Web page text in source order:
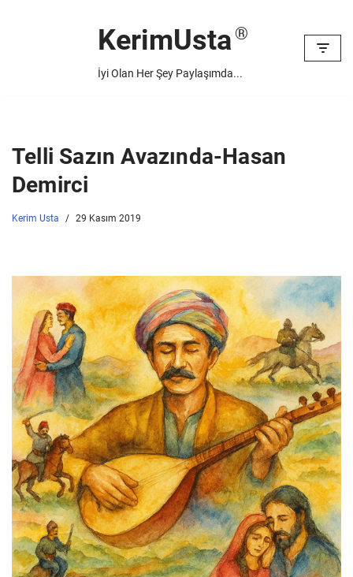
KerimUsta
İyi Olan Her Şey Paylaşımda...
Telli Sazın Avazında-Hasan
Demirci
Kerim Usta 29 Kasım 2019